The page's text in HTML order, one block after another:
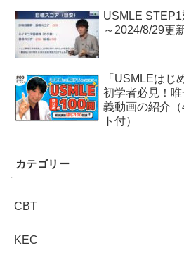
USMLE
～2024/8/29更
「USMLEはじ
初学者必見！
義動画の紹介
ト付）
カテゴリー
CBT
KEC